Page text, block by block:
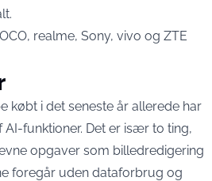
realme, Sony, vivo og ZTE
købt i det seneste år allerede har
funktioner. Det er især to ting,
opgaver som billedredigering
foregår uden dataforbrug og